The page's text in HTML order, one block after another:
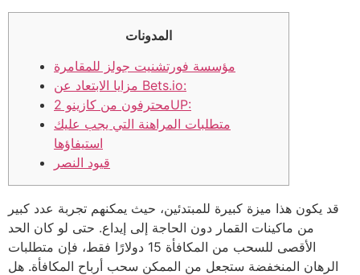
المدونات
مؤسسة فورتشنيت جولز للمقامرة
مزايا الابتعاد عن Bets.io:
محترفون من كازينو 2UP:
متطلبات المراهنة التي يجب عليك
استيفاؤها
قيود النصر
قد يكون هذا ميزة كبيرة للمبتدئين، حيث يمكنهم تجربة عدد كبير
من ماكينات القمار دون الحاجة إلى إيداع. حتى لو كان الحد
الأقصى للسحب من المكافأة 15 دولارًا فقط، فإن متطلبات
الرهان المنخفضة ستجعل من الممكن سحب أرباح المكافأة. هل